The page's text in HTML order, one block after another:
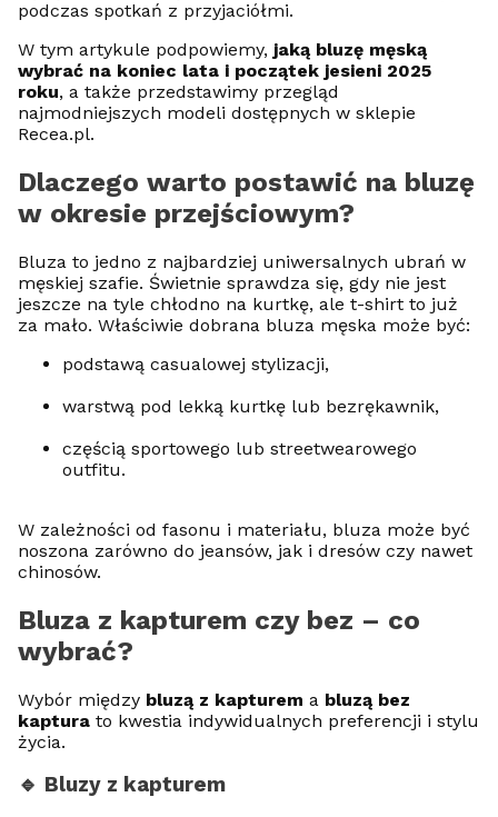
podczas spotkań z przyjaciółmi.
W tym artykule podpowiemy, jaką bluzę męską
wybrać na koniec lata i początek jesieni 2025
roku, a także przedstawimy przegląd
najmodniejszych modeli dostępnych w sklepie
Recea.pl.
Dlaczego warto postawić na bluzę
w okresie przejściowym?
Bluza to jedno z najbardziej uniwersalnych ubrań w
męskiej szafie. Świetnie sprawdza się, gdy nie jest
jeszcze na tyle chłodno na kurtkę, ale t-shirt to już
za mało. Właściwie dobrana bluza męska może być:
podstawą casualowej stylizacji,
warstwą pod lekką kurtkę lub bezrękawnik,
częścią sportowego lub streetwearowego
outfitu.
W zależności od fasonu i materiału, bluza może być
noszona zarówno do jeansów, jak i dresów czy nawet
chinosów.
Bluza z kapturem czy bez – co
wybrać?
Wybór między bluzą z kapturem a bluzą bez
kaptura to kwestia indywidualnych preferencji i stylu
życia.
🔹 Bluzy z kapturem